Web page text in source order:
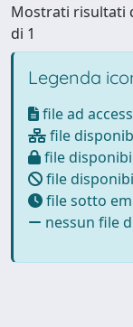
Mostrati risultati
di 1
Legenda
file ad
file
file
file
file sotto
nessun file